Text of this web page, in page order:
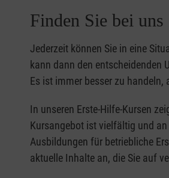
Finden Sie bei
Jederzeit können Sie in eine
kann dann den entscheidenden
Es ist immer besser zu handeln,
In unseren Erste-Hilfe-Kursen
Kursangebot ist vielfältig und
Ausbildungen für betriebliche
aktuelle Inhalte an, die Sie auf